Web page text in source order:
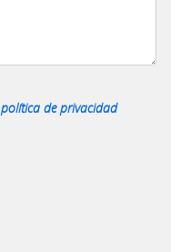
política de privacidad